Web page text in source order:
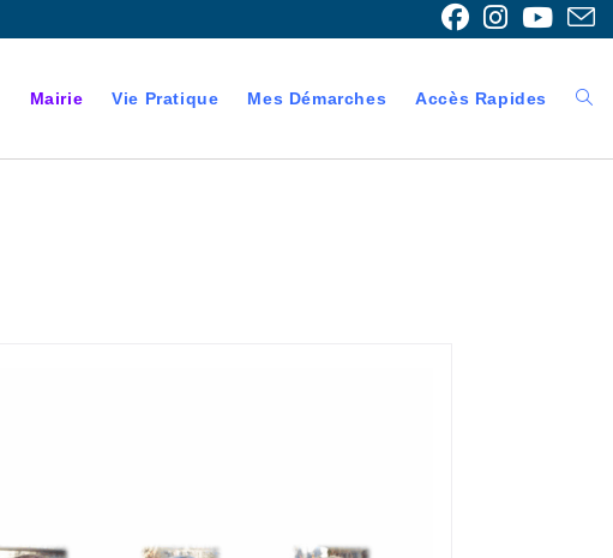
Mairie Vie Pratique Mes Démarches Accès Rapides